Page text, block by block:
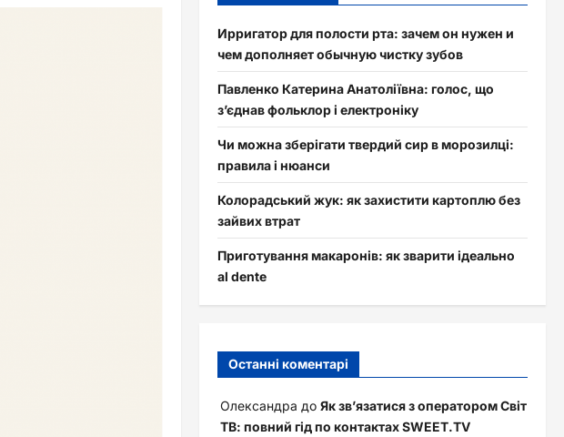
Ирригатор для полости рта: зачем он нужен и
чем дополняет обычную чистку зубов
Павленко Катерина Анатоліївна: голос, що
з’єднав фольклор і електроніку
Чи можна зберігати твердий сир в морозилці:
правила і нюанси
Колорадський жук: як захистити картоплю без
зайвих втрат
Приготування макаронів: як зварити ідеально
al dente
Останні коментарі
Олександра до Як зв’язатися з оператором Світ
ТВ: повний гід по контактах SWEET.TV